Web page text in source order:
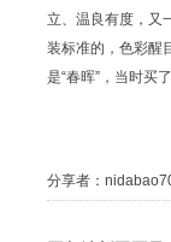
立、温良有度，又
装标准的，色彩醒
是“春晖”，当时买
分享者：